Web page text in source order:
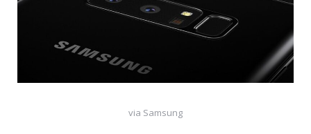
via Samsung